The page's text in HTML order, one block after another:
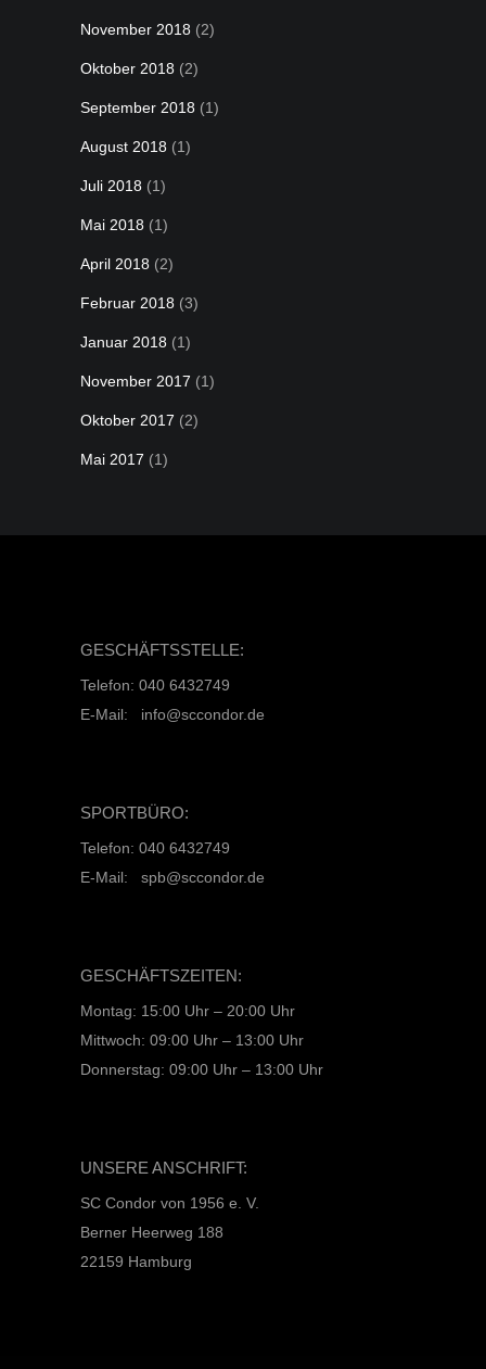
November 2018 (2)
Oktober 2018 (2)
September 2018 (1)
August 2018 (1)
Juli 2018 (1)
Mai 2018 (1)
April 2018 (2)
Februar 2018 (3)
Januar 2018 (1)
November 2017 (1)
Oktober 2017 (2)
Mai 2017 (1)
GESCHÄFTSSTELLE:
Telefon: 040 6432749
E-Mail: info@sccondor.de
SPORTBÜRO:
Telefon: 040 6432749
E-Mail: spb@sccondor.de
GESCHÄFTSZEITEN:
Montag: 15:00 Uhr – 20:00 Uhr
Mittwoch: 09:00 Uhr – 13:00 Uhr
Donnerstag: 09:00 Uhr – 13:00 Uhr
UNSERE ANSCHRIFT:
SC Condor von 1956 e. V.
Berner Heerweg 188
22159 Hamburg